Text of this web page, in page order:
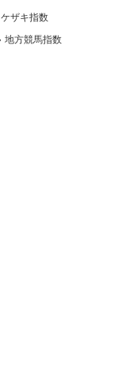
ケザキ指数
地方競馬指数